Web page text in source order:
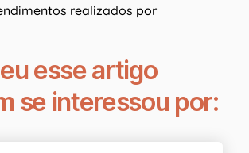
realizados por
esse artigo
se interessou por: